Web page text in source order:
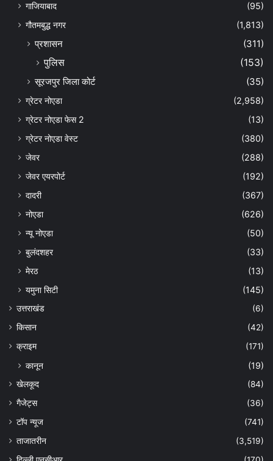
गाजियाबाद
(95)
गौतमबुद्ध नगर
(1,813)
प्रशासन
(311)
पुलिस
(153)
सूरजपुर जिला कोर्ट
(35)
ग्रेटर नोएडा
(2,958)
ग्रेटर नोएडा फेस 2
(13)
ग्रेटर नोएडा वेस्ट
(380)
जेवर
(288)
जेवर एयरपोर्ट
(192)
दादरी
(367)
नोएडा
(626)
न्यू नोएडा
(50)
बुलंदशहर
(33)
मेरठ
(13)
यमुना सिटी
(145)
उत्तराखंड
(6)
किसान
(42)
क्राइम
(171)
कानून (19)
खेलकूद
(84)
गैजेट्स
(36)
टॉप न्यूज
(741)
ताजातरीन
(3,519)